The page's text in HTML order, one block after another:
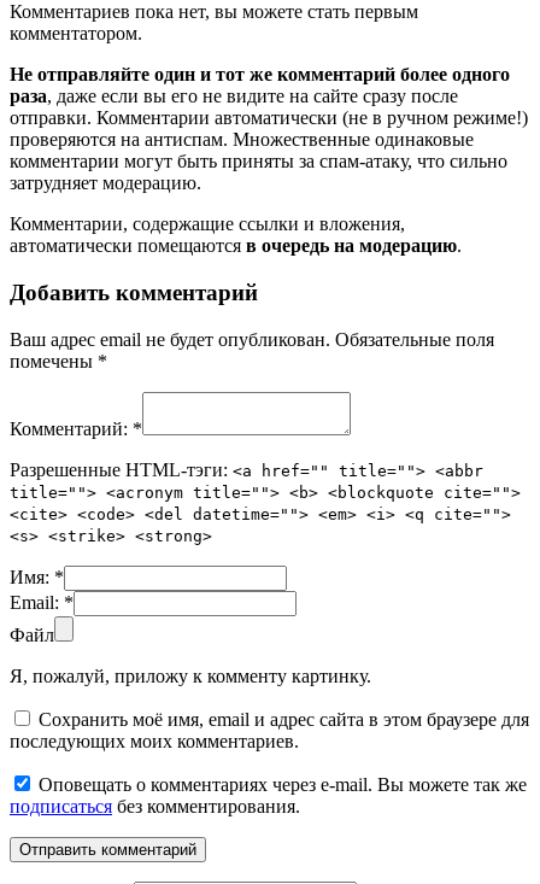
Комментариев пока нет, вы можете стать первым
комментатором.
Не отправляйте один и тот же комментарий более одного
раза, даже если вы его не видите на сайте сразу после
отправки. Комментарии автоматически (не в ручном режиме!)
проверяются на антиспам. Множественные одинаковые
комментарии могут быть приняты за спам-атаку, что сильно
затрудняет модерацию.
Комментарии, содержащие ссылки и вложения,
автоматически помещаются в очередь на модерацию.
Добавить комментарий
Ваш адрес email не будет опубликован. Обязательные поля
помечены *
Комментарий: *
Разрешенные HTML-тэги: <a href="" title=""> <abbr
title=""> <acronym title=""> <b> <blockquote cite="">
<cite> <code> <del datetime=""> <em> <i> <q cite="">
<s> <strike> <strong>
Имя: *
Email: *
Файл
Я, пожалуй, приложу к комменту картинку.
Сохранить моё имя, email и адрес сайта в этом браузере для
последующих моих комментариев.
Оповещать о комментариях через e-mail. Вы можете так же
подписаться без комментирования.